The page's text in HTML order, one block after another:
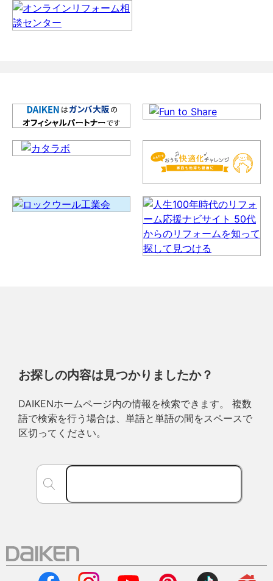
お探しの内容は見つかりましたか？
DAIKENホームページ内の情報を検索できます。 複数
語で検索を行う場合は、単語と単語の間をスペースで
区切ってください。